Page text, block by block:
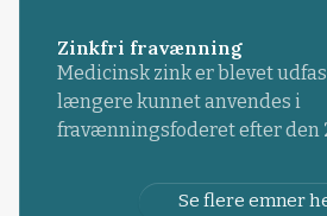
Zinkfri fravænning
Medicinsk zink er blevet
længere kunnet anvendes i
fravænningsfoderet efter den
Se flere emner